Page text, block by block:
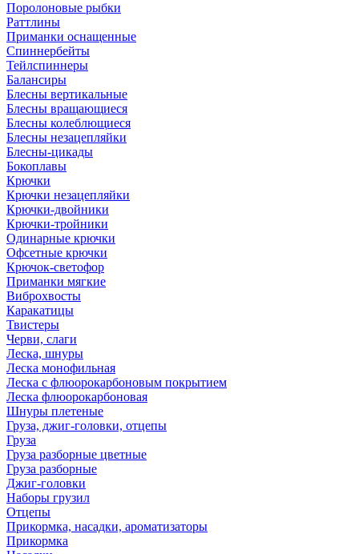
Поролоновые рыбки
Раттлины
Приманки оснащенные
Спиннербейты
Тейлспиннеры
Балансиры
Блесны вертикальные
Блесны вращающиеся
Блесны колеблющиеся
Блесны незацепляйки
Блесны-цикады
Бокоплавы
Крючки
Крючки незацепляйки
Крючки-двойники
Крючки-тройники
Одинарные крючки
Офсетные крючки
Крючок-светофор
Приманки мягкие
Виброхвосты
Каракатицы
Твистеры
Черви, слаги
Леска, шнуры
Леска монофильная
Леска с флюорокарбоновым покрытием
Леска флюорокарбоновая
Шнуры плетеные
Груза, джиг-головки, отцепы
Груза
Груза разборные цветные
Груза разборные
Джиг-головки
Наборы грузил
Отцепы
Прикормка, насадки, ароматизаторы
Прикормка